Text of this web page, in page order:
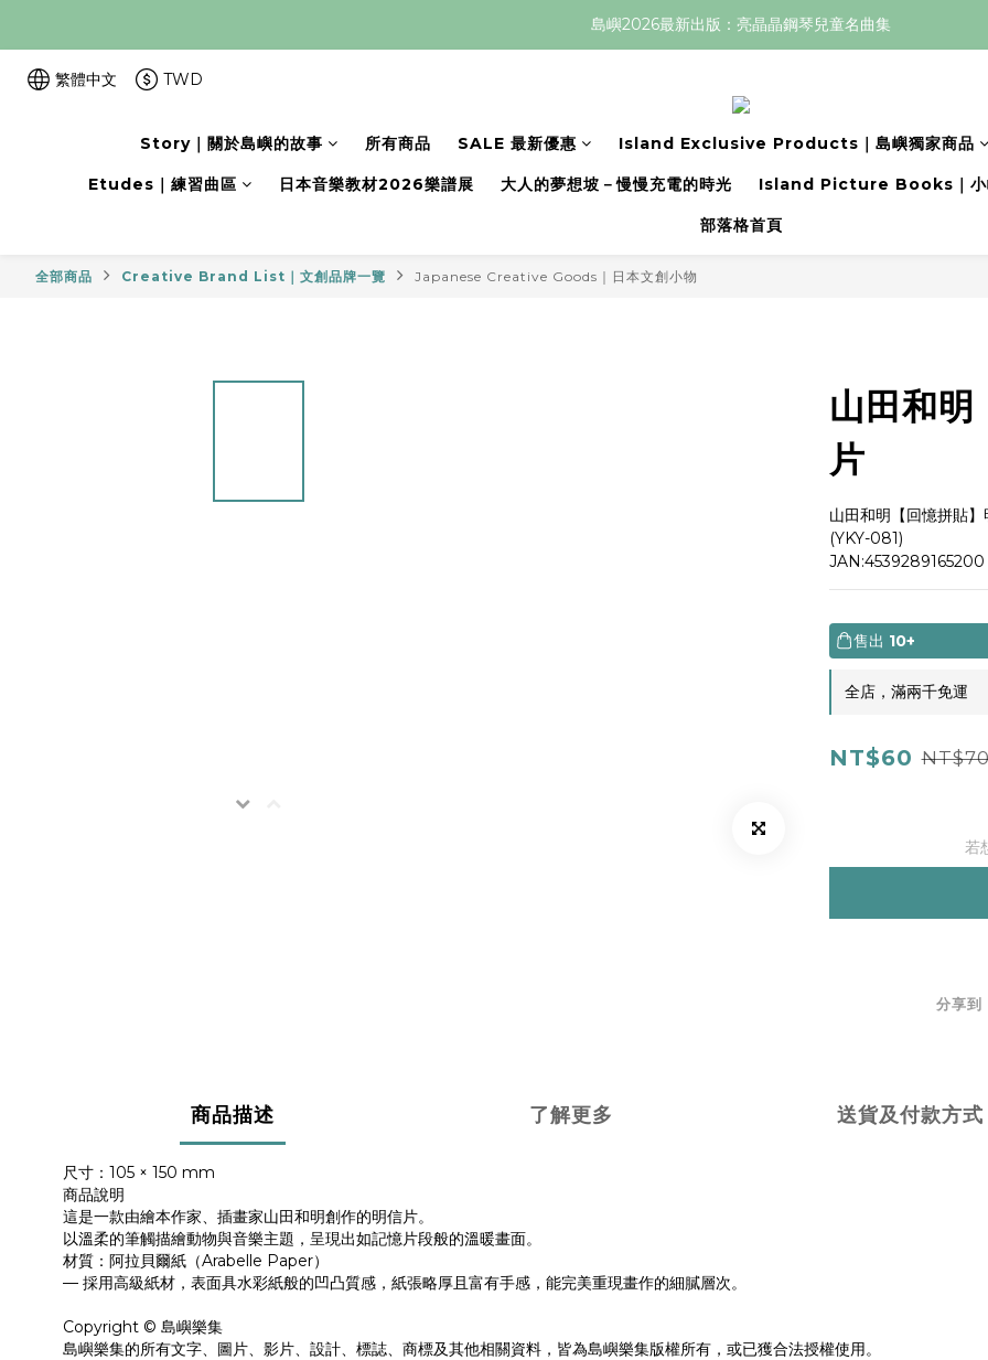
島嶼2026最新出版：亮晶晶鋼琴兒童名曲集
繁體中文 TWD
Story｜關於島嶼的故事 所有商品 SALE 最新優惠 Island Exclusive Products｜島嶼獨家商品
Etudes｜練習曲區 日本音樂教材2026樂譜展 大人的夢想坡－慢慢充電的時光 Island Picture Books｜小
部落格首頁
全部商品 Creative Brand List｜文創品牌一覽 Japanese Creative Goods｜日本文創小物
山田和明
片
山田和明【回憶拼貼】
(YKY-081)
JAN:4539289165200
售出 10+
全店，滿兩千免運
NT$60
若
分享到
商品描述 了解更多 送貨及付款方式
尺寸：105 × 150 mm
商品說明
這是一款由繪本作家、插畫家山田和明創作的明信片。
以溫柔的筆觸描繪動物與音樂主題，呈現出如記憶片段般的溫暖畫面。
材質：阿拉貝爾紙（Arabelle Paper）
— 採用高級紙材，表面具水彩紙般的凹凸質感，紙張略厚且富有手感，能完美重現畫作的細膩層次。
Copyright © 島嶼樂集
島嶼樂集的所有文字、圖片、影片、設計、標誌、商標及其他相關資料，皆為島嶼樂集版權所有，或已獲合法授權使用。